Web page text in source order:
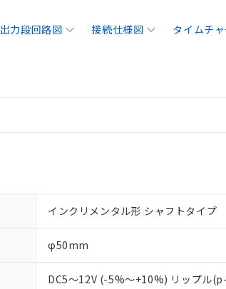
出力段回路図 接続仕様図 タイムチ
インクリメンタル形 シャフトタイプ
φ50mm
DC5～12V (-5%～+10%) リップル